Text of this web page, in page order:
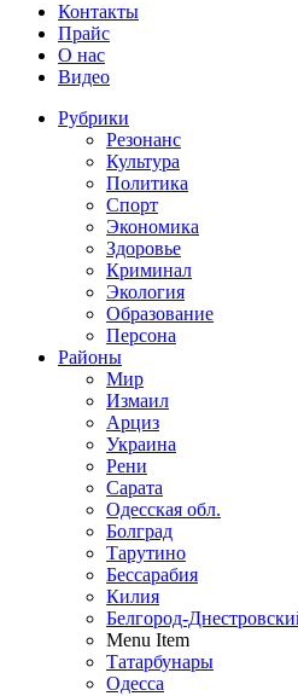
Контакты
Прайс
О нас
Видео
Рубрики
Резонанс
Культура
Политика
Спорт
Экономика
Здоровье
Криминал
Экология
Образование
Персона
Районы
Мир
Измаил
Арциз
Украина
Рени
Сарата
Одесская обл.
Болград
Тарутино
Бессарабия
Килия
Белгород-
Menu Item
Татарбунары
Одесса